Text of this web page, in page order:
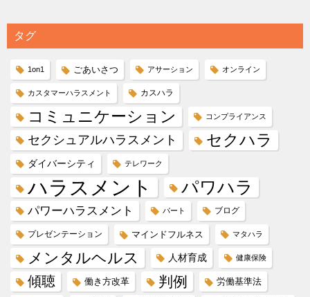
タグ
1on1 ごあいさつ アサーション オンライン
カスタマーハラスメント カスハラ
コミュニケーション コンプライアンス
セクシュアルハラスメント セクハラ
ダイバーシティ テレワーク
ハラスメント パワハラ
パワーハラスメント パート ブログ
プレゼンテーション マインドフルネス マタハラ
メンタルヘルス 人材育成 健康保険
傾聴 働き方改革 判例 労働基準法